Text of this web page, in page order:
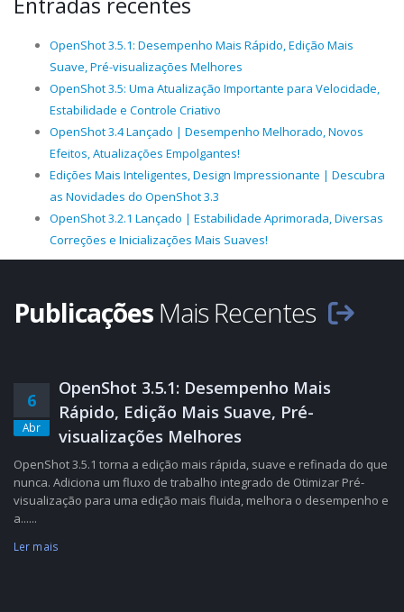
OpenShot 3.5.1: Desempenho Mais Rápido, Edição Mais
Suave, Pré-visualizações Melhores
OpenShot 3.5: Uma Atualização Importante para Velocidade,
Estabilidade e Controle Criativo
OpenShot 3.4 Lançado | Desempenho Melhorado, Novos
Efeitos, Atualizações Empolgantes!
Edições Mais Inteligentes, Design Impressionante | Descubra
as Novidades do OpenShot 3.3
OpenShot 3.2.1 Lançado | Estabilidade Aprimorada, Diversas
Correções e Inicializações Mais Suaves!
Publicações Mais Recentes
6
Abr
OpenShot 3.5.1: Desempenho Mais
Rápido, Edição Mais Suave, Pré-
visualizações Melhores
OpenShot 3.5.1 torna a edição mais rápida, suave e refinada do que
nunca. Adiciona um fluxo de trabalho integrado de Otimizar Pré-
visualização para uma edição mais fluida, melhora o desempenho e
a......
Ler mais